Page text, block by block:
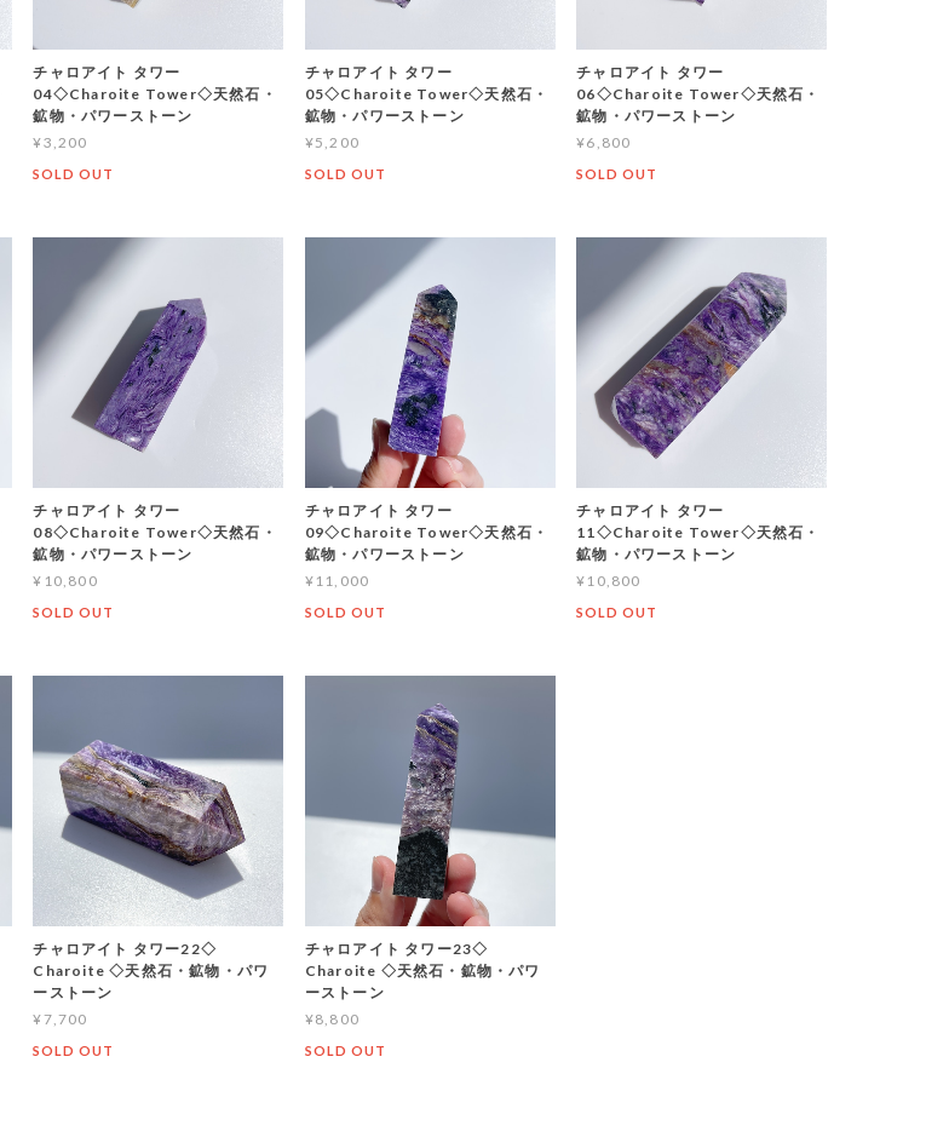
チャロアイト タワー
04◇Charoite Tower◇天然石・
鉱物・パワーストーン
¥3,200
SOLD OUT
チャロアイト タワー
05◇Charoite Tower◇天然石・
鉱物・パワーストーン
¥5,200
SOLD OUT
チャロアイト タワー
06◇Charoite Tower◇天然石・
鉱物・パワーストーン
¥6,800
SOLD OUT
チャロアイト タワー
08◇Charoite Tower◇天然石・
鉱物・パワーストーン
¥10,800
SOLD OUT
チャロアイト タワー
09◇Charoite Tower◇天然石・
鉱物・パワーストーン
¥11,000
SOLD OUT
チャロアイト タワー
11◇Charoite Tower◇天然石・
鉱物・パワーストーン
¥10,800
SOLD OUT
チャロアイト タワー22◇
Charoite ◇天然石・鉱物・パワ
ーストーン
¥7,700
SOLD OUT
チャロアイト タワー23◇
Charoite ◇天然石・鉱物・パワ
ーストーン
¥8,800
SOLD OUT